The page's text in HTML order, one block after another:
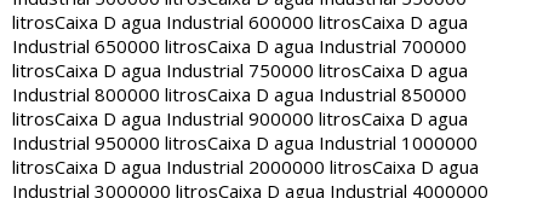
litrosCaixa D agua Industrial 600000 litrosCaixa D agua
Industrial 650000 litrosCaixa D agua Industrial 700000
litrosCaixa D agua Industrial 750000 litrosCaixa D agua
Industrial 800000 litrosCaixa D agua Industrial 850000
litrosCaixa D agua Industrial 900000 litrosCaixa D agua
Industrial 950000 litrosCaixa D agua Industrial 1000000
litrosCaixa D agua Industrial 2000000 litrosCaixa D agua
Industrial 3000000 litrosCaixa D agua Industrial 4000000